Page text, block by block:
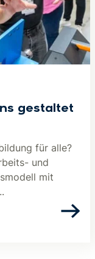
gestaltet
für alle?
und
mit